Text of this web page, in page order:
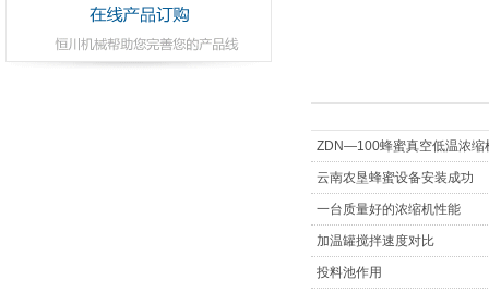
ZDN—100蜂蜜真空低温浓缩
云南农垦蜂蜜设备安装成功
一台质量好的浓缩机性能
加温罐搅拌速度对比
投料池作用